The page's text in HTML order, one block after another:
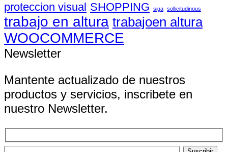
proteccion visual SHOPPING siga sollicitudinous
trabajo en altura trabajoen altura
WOOCOMMERCE
Newsletter
Mantente actualizado de nuestros
productos y servicios, inscribete en
nuestro Newsletter.